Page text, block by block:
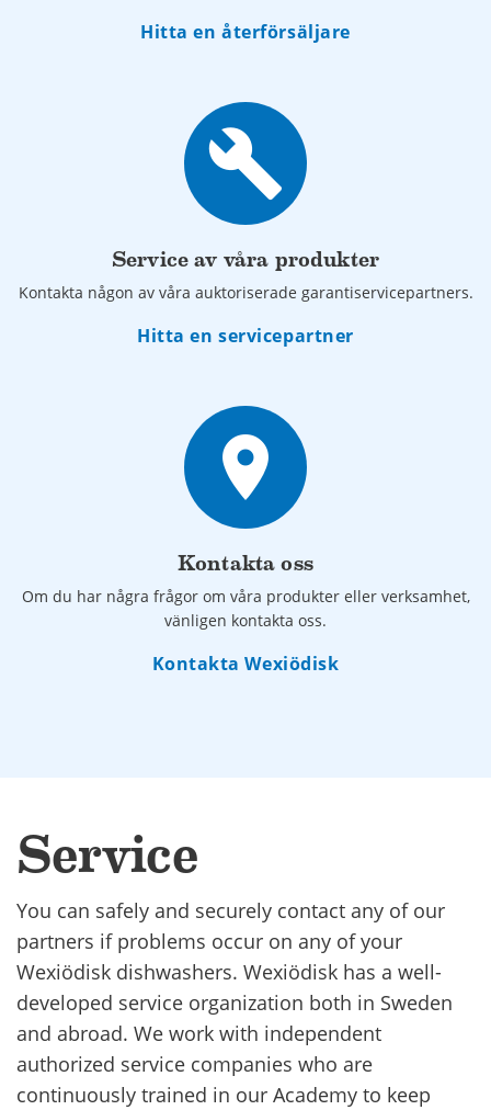
Hitta en återförsäljare
build
Service av våra produkter
Kontakta någon av våra auktoriserade garantiservicepartners.
Hitta en servicepartner
place
Kontakta oss
Om du har några frågor om våra produkter eller verksamhet,
vänligen kontakta oss.
Kontakta Wexiödisk
Service
You can safely and securely contact any of our
partners if problems occur on any of your
Wexiödisk dishwashers. Wexiödisk has a well-
developed service organization both in Sweden
and abroad. We work with independent
authorized service companies who are
continuously trained in our Academy to keep